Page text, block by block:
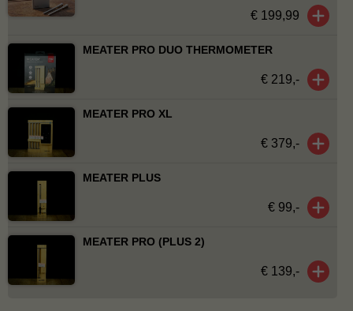
€ 199,99
MEATER PRO DUO THERMOMETER
€ 219,-
MEATER PRO XL
€ 379,-
MEATER PLUS
€ 99,-
MEATER PRO (PLUS 2)
€ 139,-